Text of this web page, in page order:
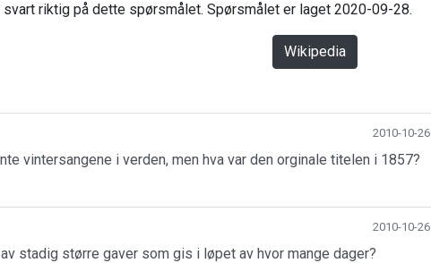
riktig på dette spørsmålet. Spørsmålet er laget 2020-09-28.
Wikipedia
2010-10-26
vintersangene i verden, men hva var den orginale titelen i 1857?
2010-10-26
stadig større gaver som gis i løpet av hvor mange dager?